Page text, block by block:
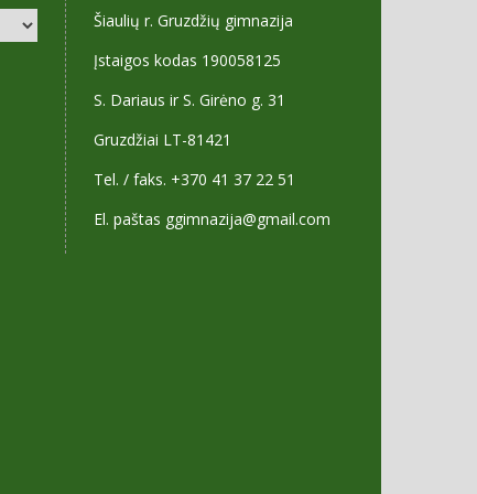
Šiaulių r. Gruzdžių gimnazija
Įstaigos kodas 190058125
S. Dariaus ir S. Girėno g. 31
Gruzdžiai LT-81421
Tel. / faks. +370 41 37 22 51
El. paštas ggimnazija@gmail.com